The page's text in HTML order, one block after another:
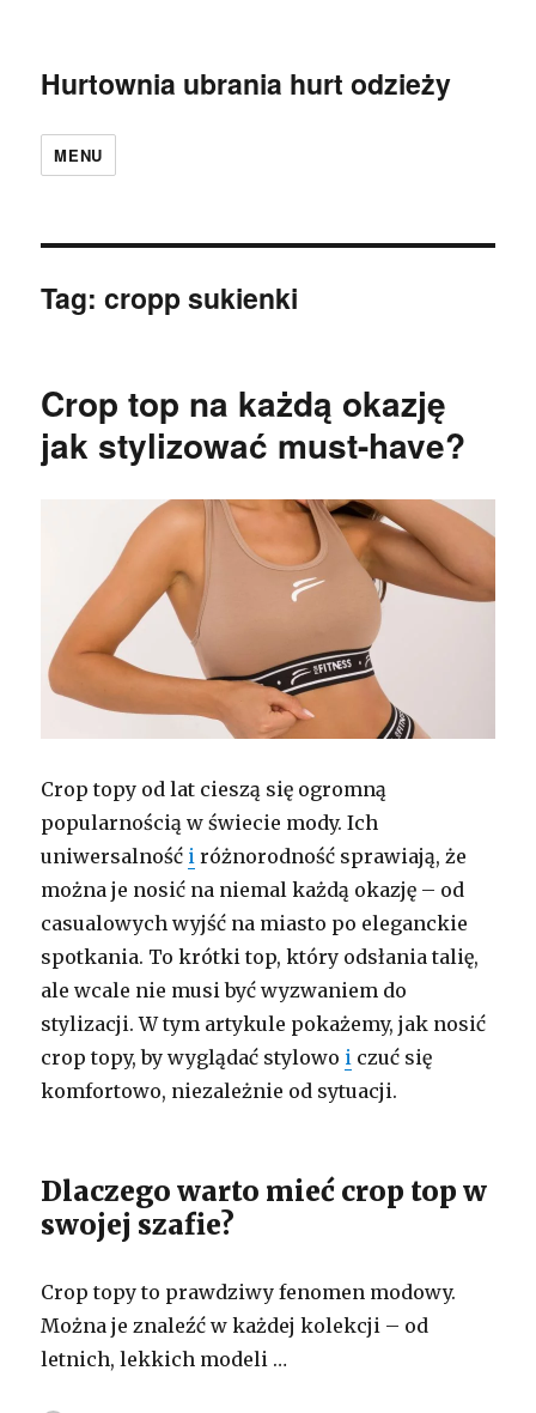
Hurtownia ubrania hurt odzieży
MENU
Tag:cropp sukienki
Crop top na każdą okazję
jak stylizować must-have?
Crop topy od lat cieszą się ogromną
popularnością w świecie mody. Ich
uniwersalność i różnorodność sprawiają, że
można je nosić na niemal każdą okazję – od
casualowych wyjść na miasto po eleganckie
spotkania. To krótki top, który odsłania talię,
ale wcale nie musi być wyzwaniem do
stylizacji. W tym artykule pokażemy, jak nosić
crop topy, by wyglądać stylowo i czuć się
komfortowo, niezależnie od sytuacji.
Dlaczego warto mieć crop top w
swojej szafie?
Crop topy to prawdziwy fenomen modowy.
Można je znaleźć w każdej kolekcji – od
letnich, lekkich modeli …